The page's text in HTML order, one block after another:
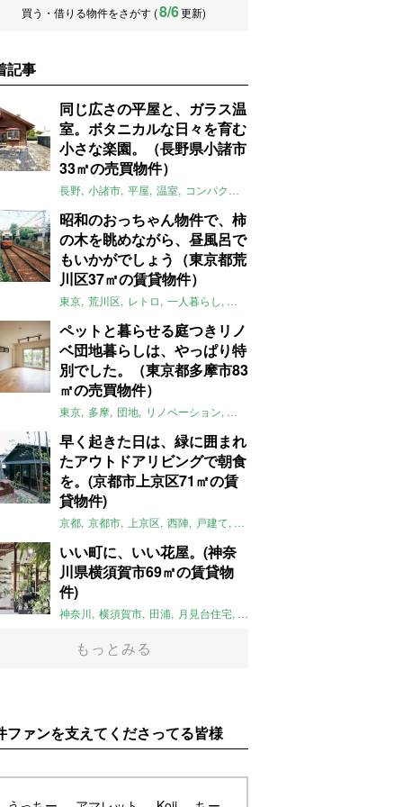
買う・借りる物件をさがす (8/6更新)
記事
同じ広さの平屋と、ガラス温
室。ボタニカルな日々を育む
小さな楽園。（長野県小諸市
33㎡の売買物件）
長野 小諸市 平屋 温室 コンパクト
昭和のおっちゃん物件で、柿
の木を眺めながら、昼風呂で
もいかがでしょう（東京都荒
川区37㎡の賃貸物件）
東京 荒川区 レトロ 一人暮らし タイル
ペットと暮らせる庭つきリノ
ベ団地暮らしは、やっぱり特
別でした。（東京都多摩市83
㎡の売買物件）
東京 多摩 団地 リノベーション 庭
早く起きた日は、緑に囲まれ
たアウトドアリビングで朝食
を。(京都市上京区71㎡の賃
貸物件)
京都 京都市 上京区 西陣 戸建て 平屋
いい町に、いい花屋。(神奈
川県横須賀市69㎡の賃貸物
件)
神奈川 横須賀市 田浦 月見台住宅 一軒家
もっとみる
ファンを支えてくださってる皆様